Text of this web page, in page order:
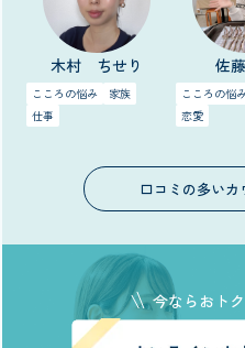
木村 ちせり
こころの悩み
家族
仕事
佐
こころの悩
恋愛
口コミの多いカ
今ならおト